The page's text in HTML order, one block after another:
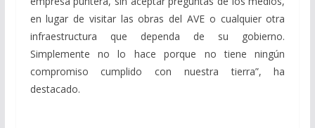
en lugar de visitar las obras del AVE o cualquier otra
infraestructura que dependa de su gobierno.
Simplemente no lo hace porque no tiene ningún
compromiso cumplido con nuestra tierra”, ha
destacado.